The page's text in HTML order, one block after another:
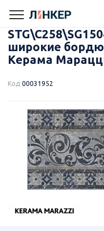
широкие
Керама
Код 00031952